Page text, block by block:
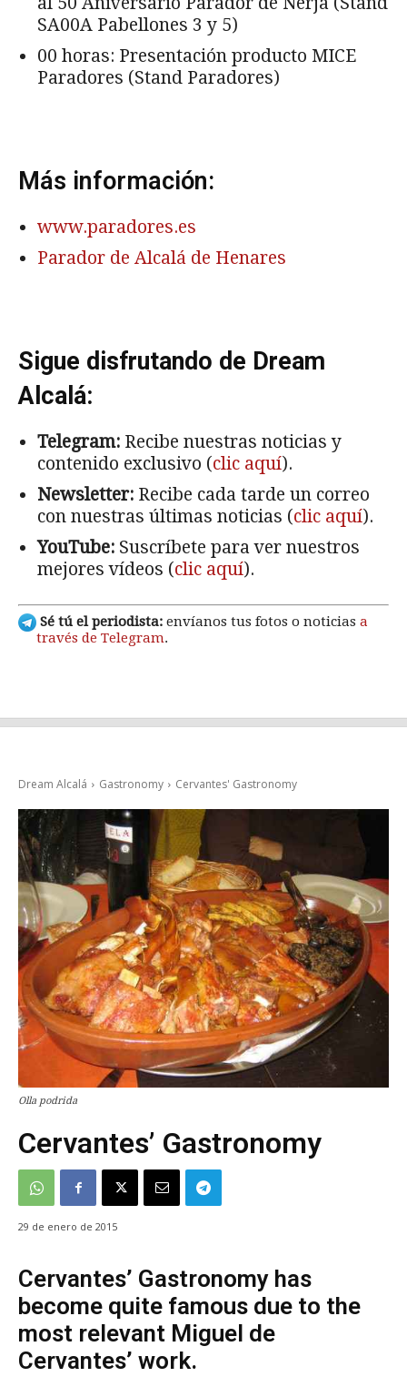
SA00A Pabellones 3 y 5)
00 horas: Presentación producto MICE
Paradores (Stand Paradores)
Más información:
www.paradores.es
Parador de Alcalá de Henares
Sigue disfrutando de Dream
Alcalá:
Telegram: Recibe nuestras noticias y
contenido exclusivo (clic aquí).
Newsletter: Recibe cada tarde un correo
con nuestras últimas noticias (clic aquí).
YouTube: Suscríbete para ver nuestros
mejores vídeos (clic aquí).
Sé tú el periodista: envíanos tus fotos o noticias a
través de Telegram.